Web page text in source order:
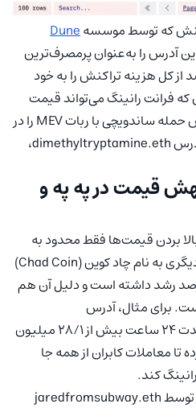
که توسط موسسهDune
آدرس را به‌عنوان پرمصرف‌ترین
کرد که ۷/۵ درصد از کل هزینه تراکنش را به خود
فرانت رانینگ می‌تواند قیمت
دارایی را بالا ببرد نمی‌توان نقش حمله ساندویچی با ربات MEV را در
بالا بردن ارزش موجودی‌های آدرس dimethyltryptamine.eth،
قیمت در په په و
بردن قیمت‌ها فقط محدود به
میم کوین په په نیست. پروژه دیگری به نام چاد کوین (Chad Coin)
آوریل ۲۰۲۲ بیش از ۵۱ درصد رشد داشته است و دلیل آن هم
برای مثال، آدرس
jaredfromsubway.eth در مدت ۲۴ ساعت بیش از ۲۸/۱ میلیون
تا معاملات کابران از همه جا
حملات ساندویچی پی‌در‌پی که توسط jaredfromsubway.eth